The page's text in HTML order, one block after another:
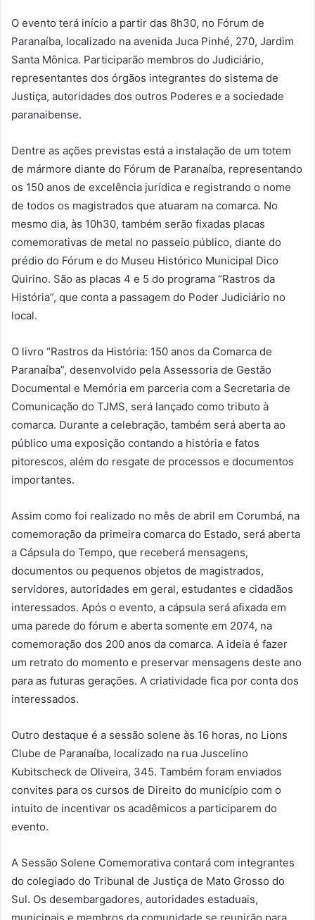
O evento terá início a partir das 8h30, no Fórum de
Paranaíba, localizado na avenida Juca Pinhé, 270, Jardim
Santa Mônica. Participarão membros do Judiciário,
representantes dos órgãos integrantes do sistema de
Justiça, autoridades dos outros Poderes e a sociedade
paranaibense.
Dentre as ações previstas está a instalação de um totem
de mármore diante do Fórum de Paranaíba, representando
os 150 anos de excelência jurídica e registrando o nome
de todos os magistrados que atuaram na comarca. No
mesmo dia, às 10h30, também serão fixadas placas
comemorativas de metal no passeio público, diante do
prédio do Fórum e do Museu Histórico Municipal Dico
Quirino. São as placas 4 e 5 do programa “Rastros da
História”, que conta a passagem do Poder Judiciário no
local.
O livro “Rastros da História: 150 anos da Comarca de
Paranaíba”, desenvolvido pela Assessoria de Gestão
Documental e Memória em parceria com a Secretaria de
Comunicação do TJMS, será lançado como tributo à
comarca. Durante a celebração, também será aberta ao
público uma exposição contando a história e fatos
pitorescos, além do resgate de processos e documentos
importantes.
Assim como foi realizado no mês de abril em Corumbá, na
comemoração da primeira comarca do Estado, será aberta
a Cápsula do Tempo, que receberá mensagens,
documentos ou pequenos objetos de magistrados,
servidores, autoridades em geral, estudantes e cidadãos
interessados. Após o evento, a cápsula será afixada em
uma parede do fórum e aberta somente em 2074, na
comemoração dos 200 anos da comarca. A ideia é fazer
um retrato do momento e preservar mensagens deste ano
para as futuras gerações. A criatividade fica por conta dos
interessados.
Outro destaque é a sessão solene às 16 horas, no Lions
Clube de Paranaíba, localizado na rua Juscelino
Kubitscheck de Oliveira, 345. Também foram enviados
convites para os cursos de Direito do município com o
intuito de incentivar os acadêmicos a participarem do
evento.
A Sessão Solene Comemorativa contará com integrantes
do colegiado do Tribunal de Justiça de Mato Grosso do
Sul. Os desembargadores, autoridades estaduais,